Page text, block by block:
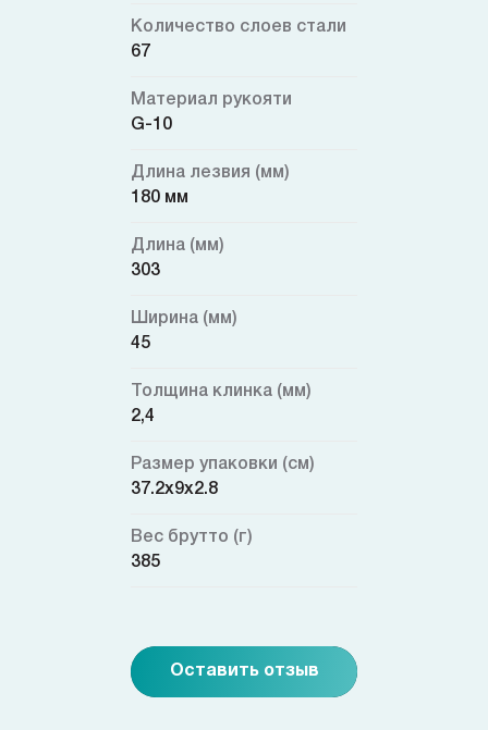
Количество слоев стали
67
Материал рукояти
G-10
Длина лезвия (мм)
180 мм
Длина (мм)
303
Ширина (мм)
45
Толщина клинка (мм)
2,4
Размер упаковки (см)
37.2x9x2.8
Вес брутто (г)
385
Оставить отзыв